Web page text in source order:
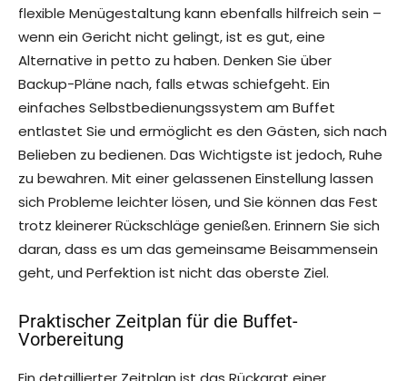
flexible Menügestaltung kann ebenfalls hilfreich sein –
wenn ein Gericht nicht gelingt, ist es gut, eine
Alternative in petto zu haben. Denken Sie über
Backup-Pläne nach, falls etwas schiefgeht. Ein
einfaches Selbstbedienungssystem am Buffet
entlastet Sie und ermöglicht es den Gästen, sich nach
Belieben zu bedienen. Das Wichtigste ist jedoch, Ruhe
zu bewahren. Mit einer gelassenen Einstellung lassen
sich Probleme leichter lösen, und Sie können das Fest
trotz kleinerer Rückschläge genießen. Erinnern Sie sich
daran, dass es um das gemeinsame Beisammensein
geht, und Perfektion ist nicht das oberste Ziel.
Praktischer Zeitplan für die Buffet-
Vorbereitung